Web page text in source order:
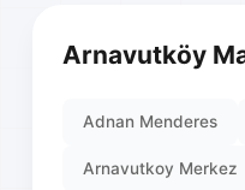
Arnavutköy
Adnan Menderes
Arnavutkoy Merkez